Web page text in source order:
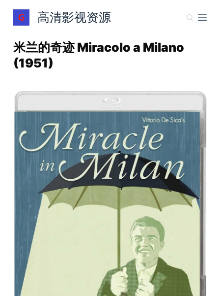
跳
过
容
高清影视资源
米兰的奇迹 Miracolo a Milano
(1951)